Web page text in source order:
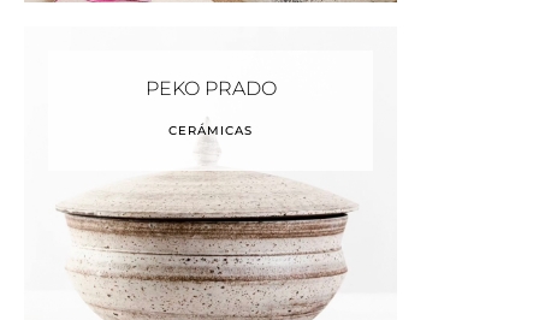
PEKO PRADO
CERÁMICAS